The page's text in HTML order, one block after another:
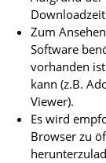
Zum
Software
vorhanden
kann (z.B.
Viewer).
Es wird
Browser zu